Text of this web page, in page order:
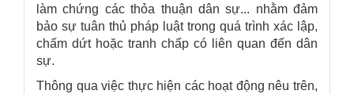
làm chứng các thỏa thuận dân sự... nhằm đảm
bảo sự tuân thủ pháp luật trong quá trình xác lập,
chấm dứt hoặc tranh chấp có liên quan đến dân
sự.
Thông qua việc thực hiện các hoạt động nêu trên,